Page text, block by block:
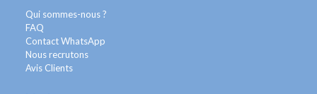
Qui sommes-nous ?
FAQ
Contact WhatsApp
Nous recrutons
Avis Clients